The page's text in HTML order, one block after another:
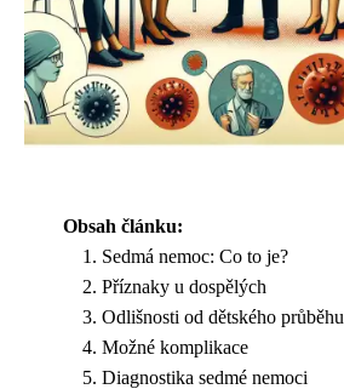
Obsah článku:
Sedmá nemoc: Co to je?
Příznaky u dospělých
Odlišnosti od dětského průběhu
Možné komplikace
Diagnostika sedmé nemoci